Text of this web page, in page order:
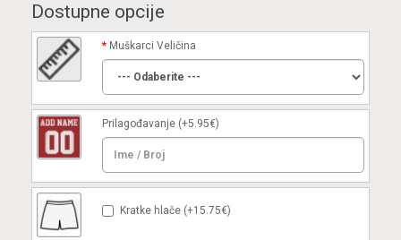
Dostupne opcije
Muškarci Veličina
Prilagođavanje (+5.95€)
Kratke hlače (+15.75€)